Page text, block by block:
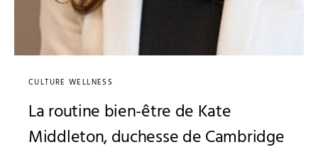
CULTURE WELLNESS
La routine bien-être de Kate
Middleton, duchesse de Cambridge